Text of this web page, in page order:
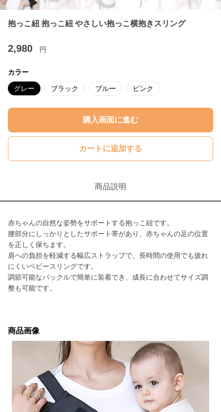
抱っこ紐 抱っこ紐 やさしい抱っこ横抱きスリング
2,980 円
カラー
グレー ブラック ブルー ピンク
購入画面に進む
カートに追加する
商品説明
赤ちゃんの自然な姿勢をサポートする抱っこ紐です。
腰部分にしっかりとしたサポート帯があり、赤ちゃんの足の位置
を正しく保ちます。
肩への負担を軽減する幅広ストラップで、長時間の使用でも疲れ
にくいベビースリングです。
調節可能なバックルで簡単に装着でき、成長に合わせてサイズ調
整も可能です。
商品画像